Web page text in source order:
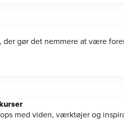
der gør det nemmere at være
med viden, værktøjer og